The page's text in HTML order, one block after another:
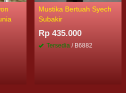
Mustika Bertuah Syech
Subakir
Rp 435.000
Tersedia / B6882